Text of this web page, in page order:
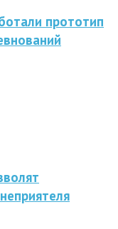
прототип